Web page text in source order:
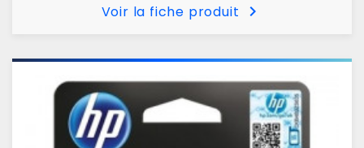
Voir la fiche produit
chevron_right